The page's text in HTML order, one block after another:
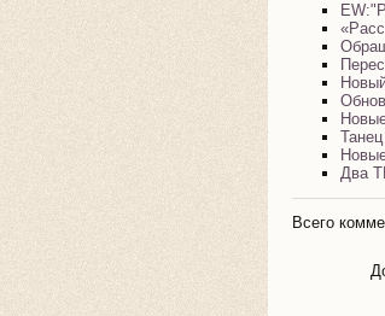
Два
Всего